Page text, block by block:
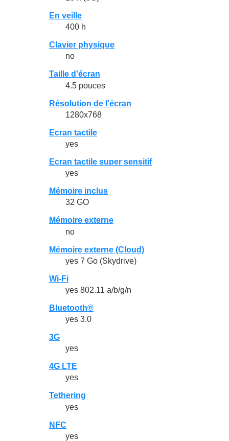
En veille
400 h
Clavier physique
no
Taille d'écran
4.5 pouces
Résolution de l'écran
1280x768
Ecran tactile
yes
Ecran tactile super sensitif
yes
Mémoire inclus
32 GO
Mémoire externe
no
Mémoire externe (Cloud)
yes 7 Go (Skydrive)
Wi-Fi
yes 802.11 a/b/g/n
Bluetooth®
yes 3.0
3G
yes
4G LTE
yes
Tethering
yes
NFC
yes